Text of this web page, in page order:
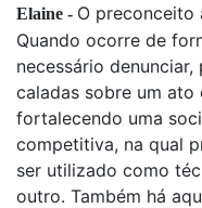
Elaine - O preconceito
Quando ocorre de
necessário
caladas sobre um
fortalecendo uma
competitiva, na qual
ser utilizado como
outro. Também há